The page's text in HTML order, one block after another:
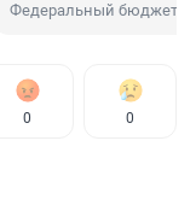
Федеральный бюджет
0 0